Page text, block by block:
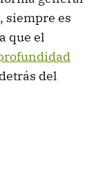
siempre es
que el
del